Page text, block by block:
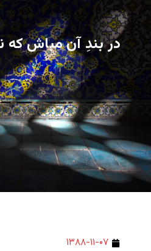
در بندِ آن مباش که
۱۳۸۸-۱۱-۰۷